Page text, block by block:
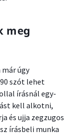
meg
úgy
szót lehet
írásnál egy-
kell alkotni,
és ujja zegzugos
írásbeli munka